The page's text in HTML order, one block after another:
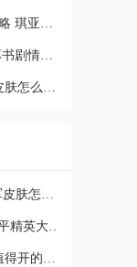
崩坏3琪亚娜的厨房料理活动攻略 琪亚娜的厨房料理烹饪活动有什么
崩坏3后崩坏书玩法奖励 后崩坏书剧情奖励是什么
阴阳师百绘罗衣泷夜叉姬典藏皮肤怎么样 阴阳师泷夜叉姬皮肤作品赏
阴阳师青行灯next春季赛冠军皮肤怎么样 阴阳师灯姐皮肤值得入手吗
和平精英背景音乐怎么关 和平精英大厅背景音乐怎么关
csgo最值得买的箱子 csgo最值得开的箱子2023